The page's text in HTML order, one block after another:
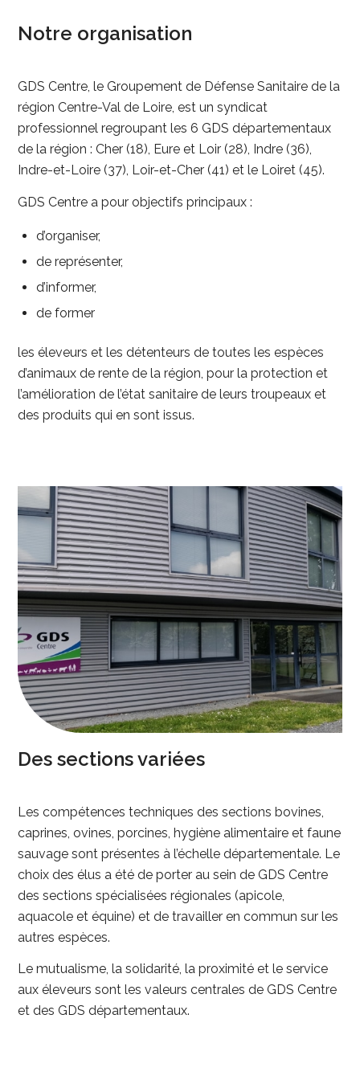
Notre organisation
GDS Centre, le Groupement de Défense Sanitaire de la
région Centre-Val de Loire, est un syndicat
professionnel regroupant les 6 GDS départementaux
de la région : Cher (18), Eure et Loir (28), Indre (36),
Indre-et-Loire (37), Loir-et-Cher (41) et le Loiret (45).
GDS Centre a pour objectifs principaux :
d’organiser,
de représenter,
d’informer,
de former
les éleveurs et les détenteurs de toutes les espèces
d’animaux de rente de la région, pour la protection et
l’amélioration de l’état sanitaire de leurs troupeaux et
des produits qui en sont issus.
Des sections variées
Les compétences techniques des sections bovines,
caprines, ovines, porcines, hygiène alimentaire et faune
sauvage sont présentes à l’échelle départementale. Le
choix des élus a été de porter au sein de GDS Centre
des sections spécialisées régionales (apicole,
aquacole et équine) et de travailler en commun sur les
autres espèces.
Le mutualisme, la solidarité, la proximité et le service
aux éleveurs sont les valeurs centrales de GDS Centre
et des GDS départementaux.